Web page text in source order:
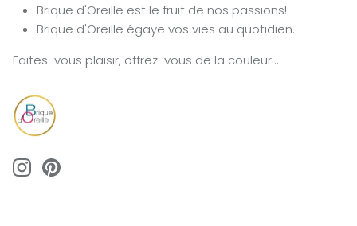
Brique d'Oreille est le fruit de nos passions!
Brique d'Oreille égaye vos vies au quotidien.
Faites-vous plaisir, offrez-vous de la couleur...